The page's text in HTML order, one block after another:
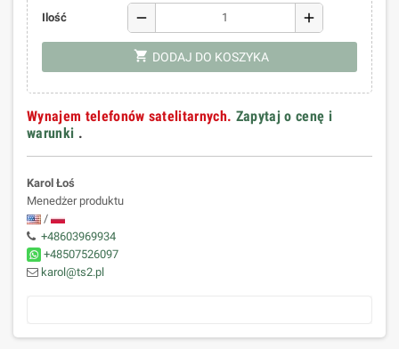
Ilość remove add
shopping_cart DODAJ DO KOSZYKA
Wynajem telefonów satelitarnych. Zapytaj o cenę i
warunki .
Karol Łoś
Menedżer produktu
/
+48603969934
+48507526097
karol@ts2.pl